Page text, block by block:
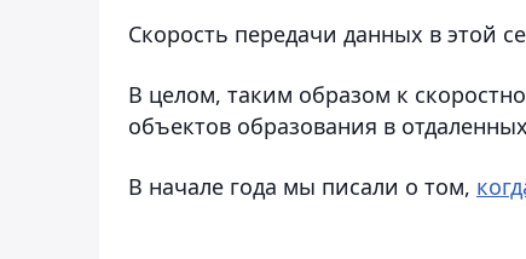
Скорость передачи данных в этой
В целом, таким образом к
объектов образования в
В начале года мы писали о том,